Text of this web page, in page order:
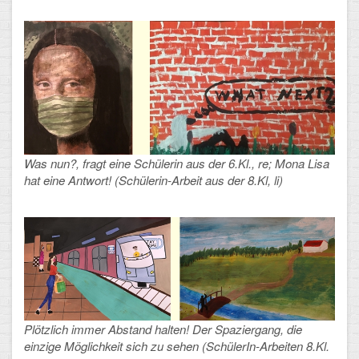
CLOUD
Lernraum Berlin
Nextcloud (Eigene Dateien und Tauschordner)
Gitlab
Was nun?, fragt eine Schülerin aus der 6.Kl., re; Mona Lisa
hat eine Antwort! (Schülerin-Arbeit aus der 8.Kl, li)
Plötzlich immer Abstand halten! Der Spaziergang, die
einzige Möglichkeit sich zu sehen (SchülerIn-Arbeiten 8.Kl.